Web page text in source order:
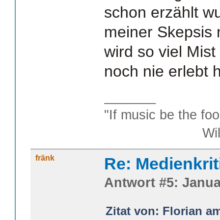
schon erzählt
meiner Skepsis
wird so viel
noch nie erlebt
"If music be the
William
fränk Re:
Antwort #5:
Zitat von: Florian